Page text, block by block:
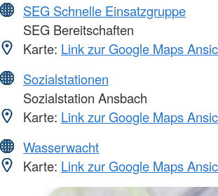
SEG Schnelle Einsatzgruppe
SEG Bereitschaften
Karte: Link zur Google Maps
Sozialstationen
Sozialstation Ansbach
Karte: Link zur Google Maps
Wasserwacht
Karte: Link zur Google Maps